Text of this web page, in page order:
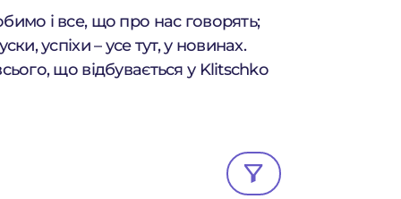
і все, що про нас говорять;
успіхи – усе тут, у новинах.
що відбувається у Klitschko